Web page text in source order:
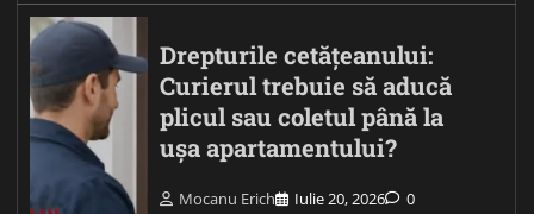
Drepturile cetățeanului:
Curierul trebuie să aducă
plicul sau coletul până la
ușa apartamentului?
Mocanu Erich Iulie 20, 2026 0